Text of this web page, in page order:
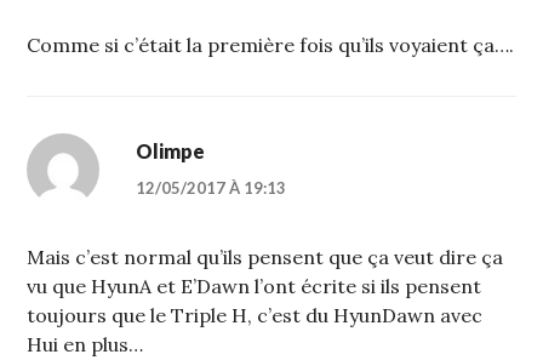
Comme si c’était la première fois qu’ils voyaient ça….
Olimpe
12/05/2017 À 19:13
Mais c’est normal qu’ils pensent que ça veut dire ça
vu que HyunA et E’Dawn l’ont écrite si ils pensent
toujours que le Triple H, c’est du HyunDawn avec
Hui en plus…